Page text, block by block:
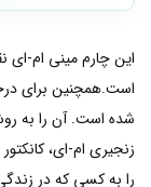
این چارم مینی ام-
است.همچنین برای
شده است. آن را به
زنجیری ام-ای،
را به کسی که در